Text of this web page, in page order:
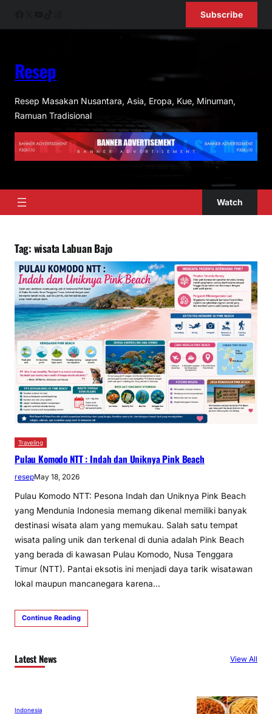
Subscribe
Resep
Resep Masakan Nusantara, Asia, Eropa, Kue, Minuman,
Ramuan Tradisional
Watch
Tag: wisata Labuan Bajo
Traveling
Pulau Komodo NTT : Indah dan Uniknya Pink Beach
resepMay 18, 2026
Pulau Komodo NTT: Pesona Indah dan Uniknya Pink Beach
yang Mendunia Indonesia memang dikenal memiliki banyak
destinasi wisata alam yang memukau. Salah satu tempat
wisata paling unik dan terkenal di dunia adalah Pink Beach
yang berada di kawasan Pulau Komodo, Nusa Tenggara
Timur (NTT). Pantai eksotis ini menjadi daya tarik wisatawan
lokal maupun mancanegara karena…
Continue Reading
Latest News View All
Indonesia